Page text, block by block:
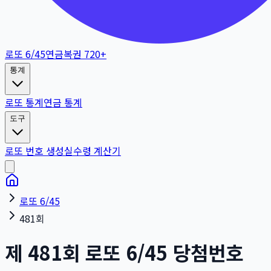
로또 6/45연금복권 720+
통계
로또 통계연금 통계
도구
로또 번호 생성실수령 계산기
로또 6/45
481회
제 481회 로또 6/45 당첨번호